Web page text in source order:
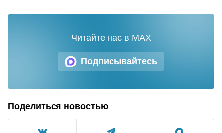
Подписывайтесь
Читайте нас в MAX
Поделиться новостью